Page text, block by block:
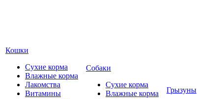
Кошки
Сухие корма
Влажные корма
Лакомства
Витамины
Собаки
Сухие корма
Влажные корма
Грызуны